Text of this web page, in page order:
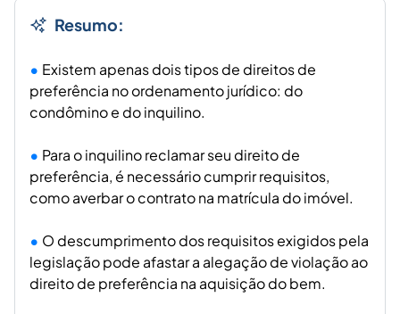
Resumo:
Existem apenas dois tipos de direitos de
preferência no ordenamento jurídico: do
condômino e do inquilino.
Para o inquilino reclamar seu direito de
preferência, é necessário cumprir requisitos,
como averbar o contrato na matrícula do imóvel.
O descumprimento dos requisitos exigidos pela
legislação pode afastar a alegação de violação ao
direito de preferência na aquisição do bem.